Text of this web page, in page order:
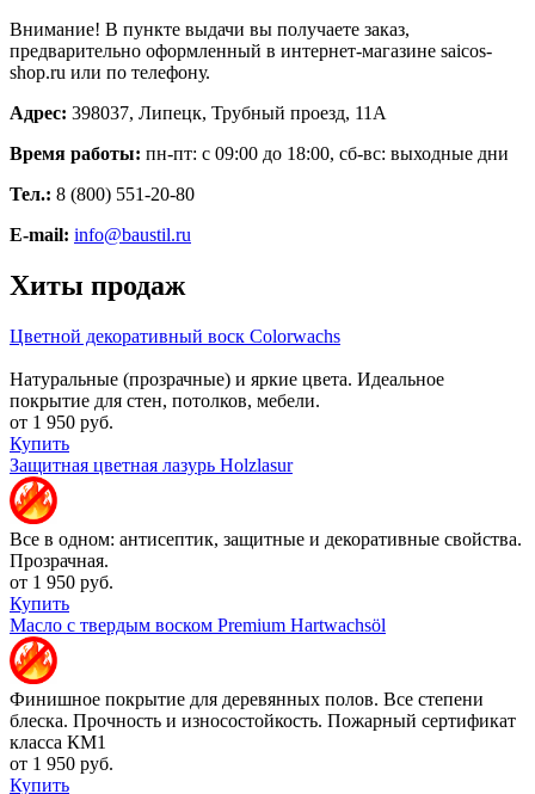
Внимание! В пункте выдачи вы получаете заказ,
предварительно оформленный в интернет-магазине saicos-
shop.ru или по телефону.
Адрес: 398037, Липецк, Трубный проезд, 11А
Время работы: пн-пт: с 09:00 до 18:00, сб-вс: выходные дни
Тел.: 8 (800) 551-20-80
E-mail: info@baustil.ru
Хиты продаж
Цветной декоративный воск Colorwachs
Натуральные (прозрачные) и яркие цвета. Идеальное
покрытие для стен, потолков, мебели.
от 1 950 руб.
Купить
Защитная цветная лазурь Holzlasur
Все в одном: антисептик, защитные и декоративные свойства.
Прозрачная.
от 1 950 руб.
Купить
Масло с твердым воском Premium Hartwachsöl
Финишное покрытие для деревянных полов. Все степени
блеска. Прочность и износостойкость. Пожарный сертификат
класса КМ1
от 1 950 руб.
Купить